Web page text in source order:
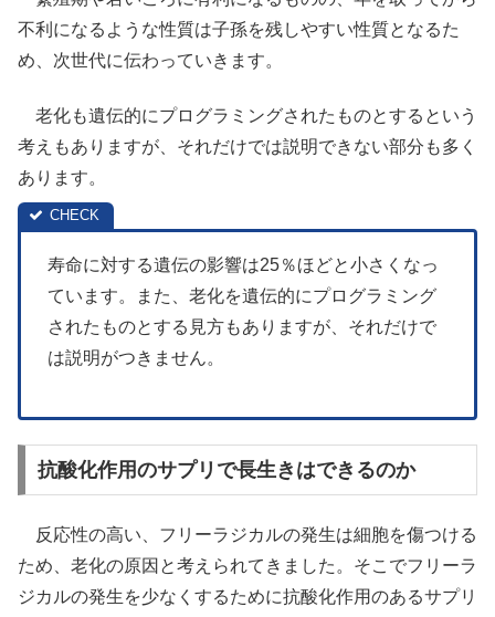
不利になるような性質は子孫を残しやすい性質となるた
め、次世代に伝わっていきます。
老化も遺伝的にプログラミングされたものとするという
考えもありますが、それだけでは説明できない部分も多く
あります。
寿命に対する遺伝の影響は25％ほどと小さくなっ
ています。また、老化を遺伝的にプログラミング
されたものとする見方もありますが、それだけで
は説明がつきません。
抗酸化作用のサプリで長生きはできるのか
反応性の高い、フリーラジカルの発生は細胞を傷つける
ため、老化の原因と考えられてきました。そこでフリーラ
ジカルの発生を少なくするために抗酸化作用のあるサプリ